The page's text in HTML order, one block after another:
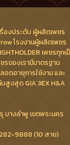
องประดับ ผู้ผลิตเพชร
โรงงานผู้ผลิตเพชร
เพชรทุกเ
รของเรามีมาตรฐาน
ดอายุการใช้งาน และ
งสุด GIA 3EX H&A
บางลำพู เขตพระนคร
9888 (10 สาย)